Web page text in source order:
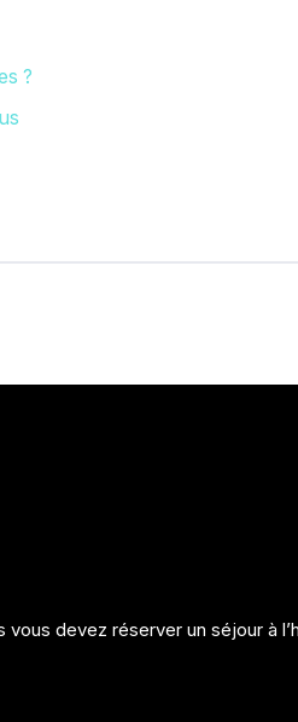
?
devez réserver un séjour à